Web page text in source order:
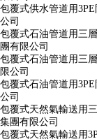
包覆式供水管道用
公司
包覆式石油管道用三
團有限公司
包覆式石油管道用三
限公司
包覆式石油管道用
公司
包覆式天然氣輸送用
集團有限公司
包覆式天然氣輸送用